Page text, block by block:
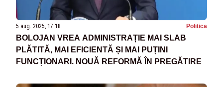
5 aug. 2025, 17:18 Politica
BOLOJAN VREA ADMINISTRAȚIE MAI SLAB
PLĂTITĂ, MAI EFICIENTĂ ȘI MAI PUȚINI
FUNCȚIONARI. NOUĂ REFORMĂ ÎN PREGĂTIRE